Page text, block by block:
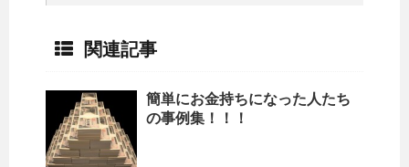
関連記事
簡単にお金持ちになった人たち
の事例集！！！